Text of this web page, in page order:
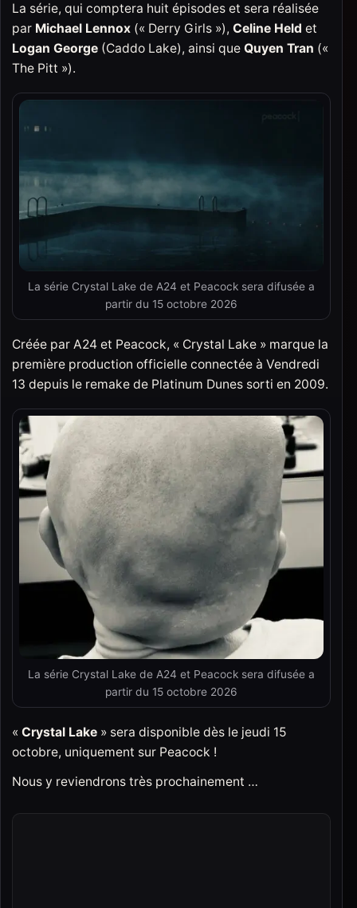
La série, qui comptera huit épisodes et sera réalisée
par Michael Lennox (« Derry Girls »), Celine Held et
Logan George (Caddo Lake), ainsi que Quyen Tran («
The Pitt »).
La série Crystal Lake de A24 et Peacock sera difusée a
partir du 15 octobre 2026
Créée par A24 et Peacock, « Crystal Lake » marque la
première production officielle connectée à Vendredi
13 depuis le remake de Platinum Dunes sorti en 2009.
La série Crystal Lake de A24 et Peacock sera difusée a
partir du 15 octobre 2026
« Crystal Lake » sera disponible dès le jeudi 15
octobre, uniquement sur Peacock !
Nous y reviendrons très prochainement …